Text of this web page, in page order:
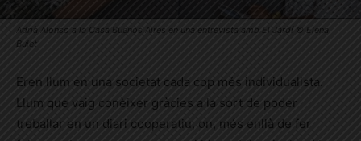
Adrià Alonso a la Casa Buenos Aires en una entrevista amb El Jardí © Elena
Bulet
Eren llum en una societat cada cop més individualista.
Llum que vaig conèixer gràcies a la sort de poder
treballar en un diari cooperatiu, on, més enllà de fer